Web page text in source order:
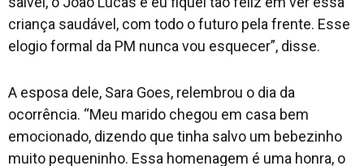
criança saudável, com todo o futuro pela frente. Esse
elogio formal da PM nunca vou esquecer”, disse.
A esposa dele, Sara Goes, relembrou o dia da
ocorrência. “Meu marido chegou em casa bem
emocionado, dizendo que tinha salvo um bebezinho
muito pequeninho. Essa homenagem é uma honra, o